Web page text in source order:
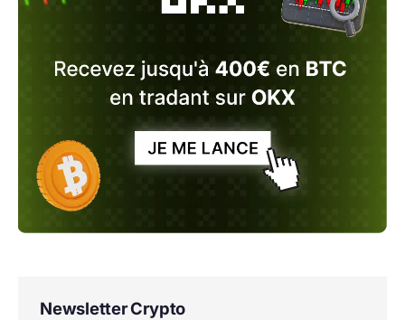
Newsletter Crypto